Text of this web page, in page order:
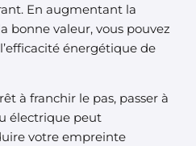
En augmentant la
bonne valeur, vous pouvez
énergétique de
à franchir le pas, passer à
électrique peut
votre empreinte